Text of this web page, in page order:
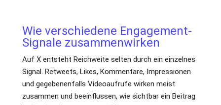
Wie verschiedene Engagement-
Signale zusammenwirken
Auf X entsteht Reichweite selten durch ein einzelnes
Signal. Retweets, Likes, Kommentare, Impressionen
und gegebenenfalls Videoaufrufe wirken meist
zusammen und beeinflussen, wie sichtbar ein Beitrag